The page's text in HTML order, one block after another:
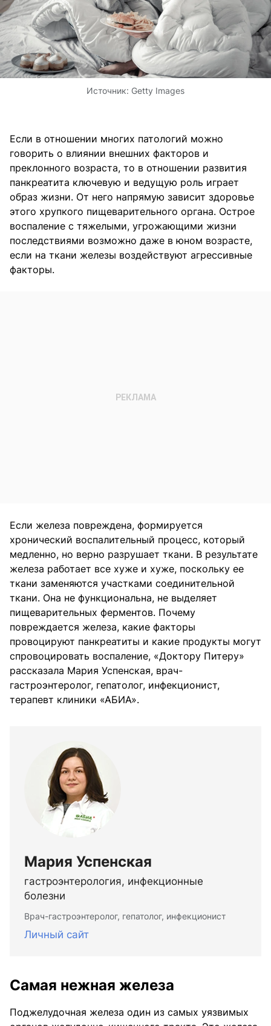
Источник: Getty Images
Если в отношении многих патологий можно
говорить о влиянии внешних факторов и
преклонного возраста, то в отношении развития
панкреатита ключевую и ведущую роль играет
образ жизни. От него напрямую зависит здоровье
этого хрупкого пищеварительного органа. Острое
воспаление с тяжелыми, угрожающими жизни
последствиями возможно даже в юном возрасте,
если на ткани железы воздействуют агрессивные
факторы.
Если железа повреждена, формируется
хронический воспалительный процесс, который
медленно, но верно разрушает ткани. В результате
железа работает все хуже и хуже, поскольку ее
ткани заменяются участками соединительной
ткани. Она не функциональна, не выделяет
пищеварительных ферментов. Почему
повреждается железа, какие факторы
провоцируют панкреатиты и какие продукты могут
спровоцировать воспаление, «Доктору Питеру»
рассказала Мария Успенская, врач-
гастроэнтеролог, гепатолог, инфекционист,
терапевт клиники «АБИА».
Мария Успенская
гастроэнтерология, инфекционные
болезни
Врач-гастроэнтеролог, гепатолог, инфекционист
Личный сайт
Самая нежная железа
Поджелудочная железа один из самых уязвимых